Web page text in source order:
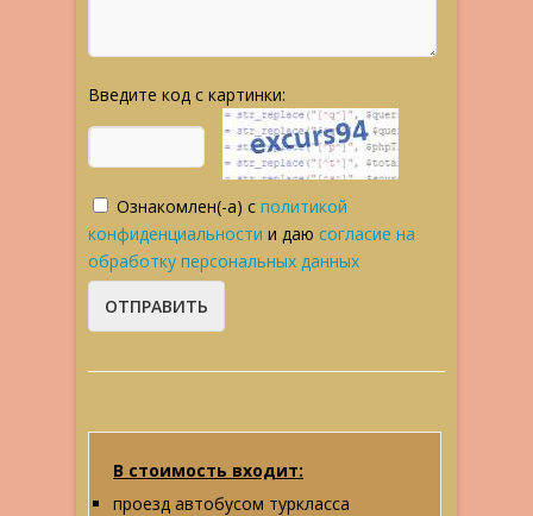
Введите код с картинки:
Ознакомлен(-а) с политикой
конфиденциальности и даю согласие на
обработку персональных данных
В стоимость входит:
проезд автобусом туркласса